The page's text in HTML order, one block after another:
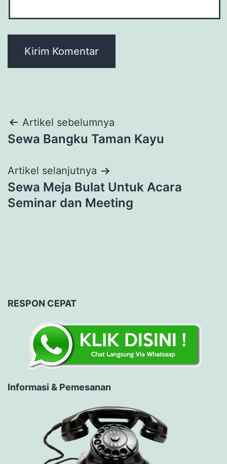
Navigasi
pos
Artikel sebelumnya
Sewa Bangku Taman Kayu
Artikel selanjutnya
Sewa Meja Bulat Untuk Acara
Seminar dan Meeting
RESPON CEPAT
Informasi & Pemesanan